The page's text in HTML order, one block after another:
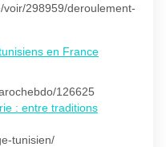
298959/deroulement-
en France
126625
: entre traditions
tunisien/